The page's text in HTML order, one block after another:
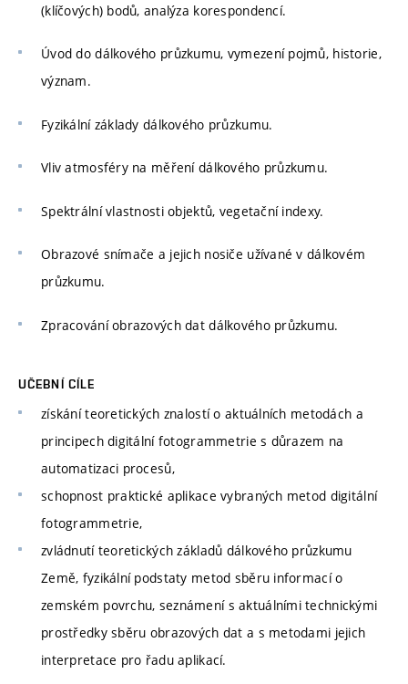
(klíčových) bodů, analýza korespondencí.
Úvod do dálkového průzkumu, vymezení pojmů, historie,
význam.
Fyzikální základy dálkového průzkumu.
Vliv atmosféry na měření dálkového průzkumu.
Spektrální vlastnosti objektů, vegetační indexy.
Obrazové snímače a jejich nosiče užívané v dálkovém
průzkumu.
Zpracování obrazových dat dálkového průzkumu.
UČEBNÍ CÍLE
získání teoretických znalostí o aktuálních metodách a
principech digitální fotogrammetrie s důrazem na
automatizaci procesů,
schopnost praktické aplikace vybraných metod digitální
fotogrammetrie,
zvládnutí teoretických základů dálkového průzkumu
Země, fyzikální podstaty metod sběru informací o
zemském povrchu, seznámení s aktuálními technickými
prostředky sběru obrazových dat a s metodami jejich
interpretace pro řadu aplikací.